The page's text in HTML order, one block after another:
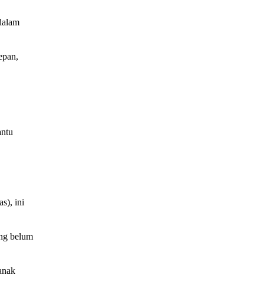
ini
belum